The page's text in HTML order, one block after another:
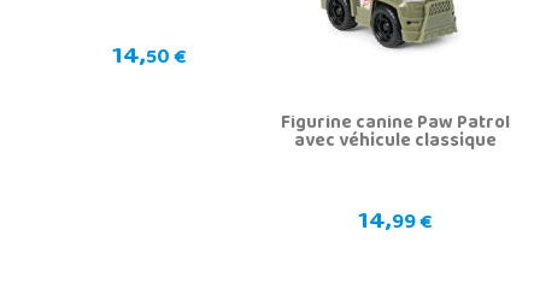
14,50 €
Figurine canine Paw Patrol
avec véhicule classique
14,99 €